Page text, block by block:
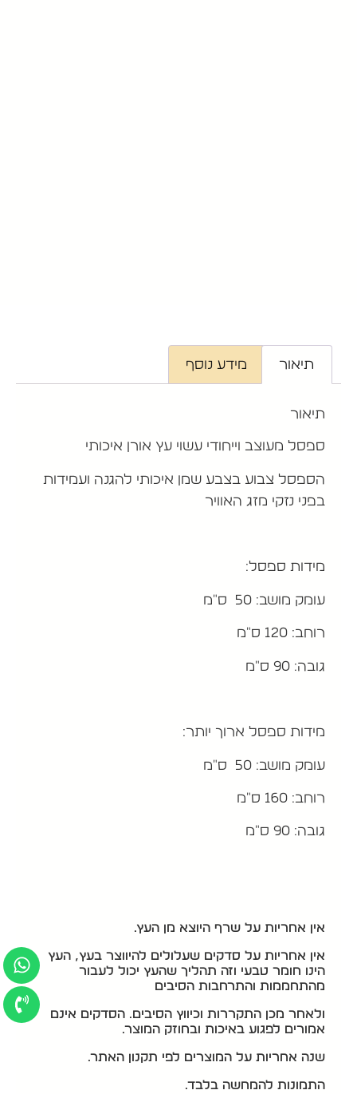
תיאור מידע נוסף
תיאור
ספסל מעוצב וייחודי עשוי עץ אורן איכותי
הספסל צבוע בצבע שמן איכותי להגנה ועמידות
בפני נזקי מזג האוויר
מידות ספסל:
עומק מושב: 50 ס"מ
רוחב: 120 ס"מ
גובה: 90 ס"מ
מידות ספסל ארוך יותר:
עומק מושב: 50 ס"מ
רוחב: 160 ס"מ
גובה: 90 ס"מ
אין אחריות על שרף היוצא מן העץ.
אין אחריות על סדקים שעלולים להיווצר בעץ, העץ
הינו חומר טבעי וזה תהליך שהעץ יכול לעבור
מהתחממות והתרחבות הסיבים
ולאחר מכן התקררות וכיווץ הסיבים. הסדקים אינם
אמורים לפגוע באיכות ובחוזק המוצר.
שנה אחריות על המוצרים לפי תקנון האתר.
התמונות להמחשה בלבד.